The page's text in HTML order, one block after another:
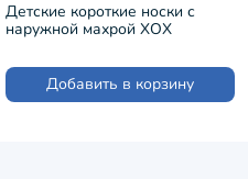
Детские короткие носки с
наружной махрой ХОХ
Добавить в корзину